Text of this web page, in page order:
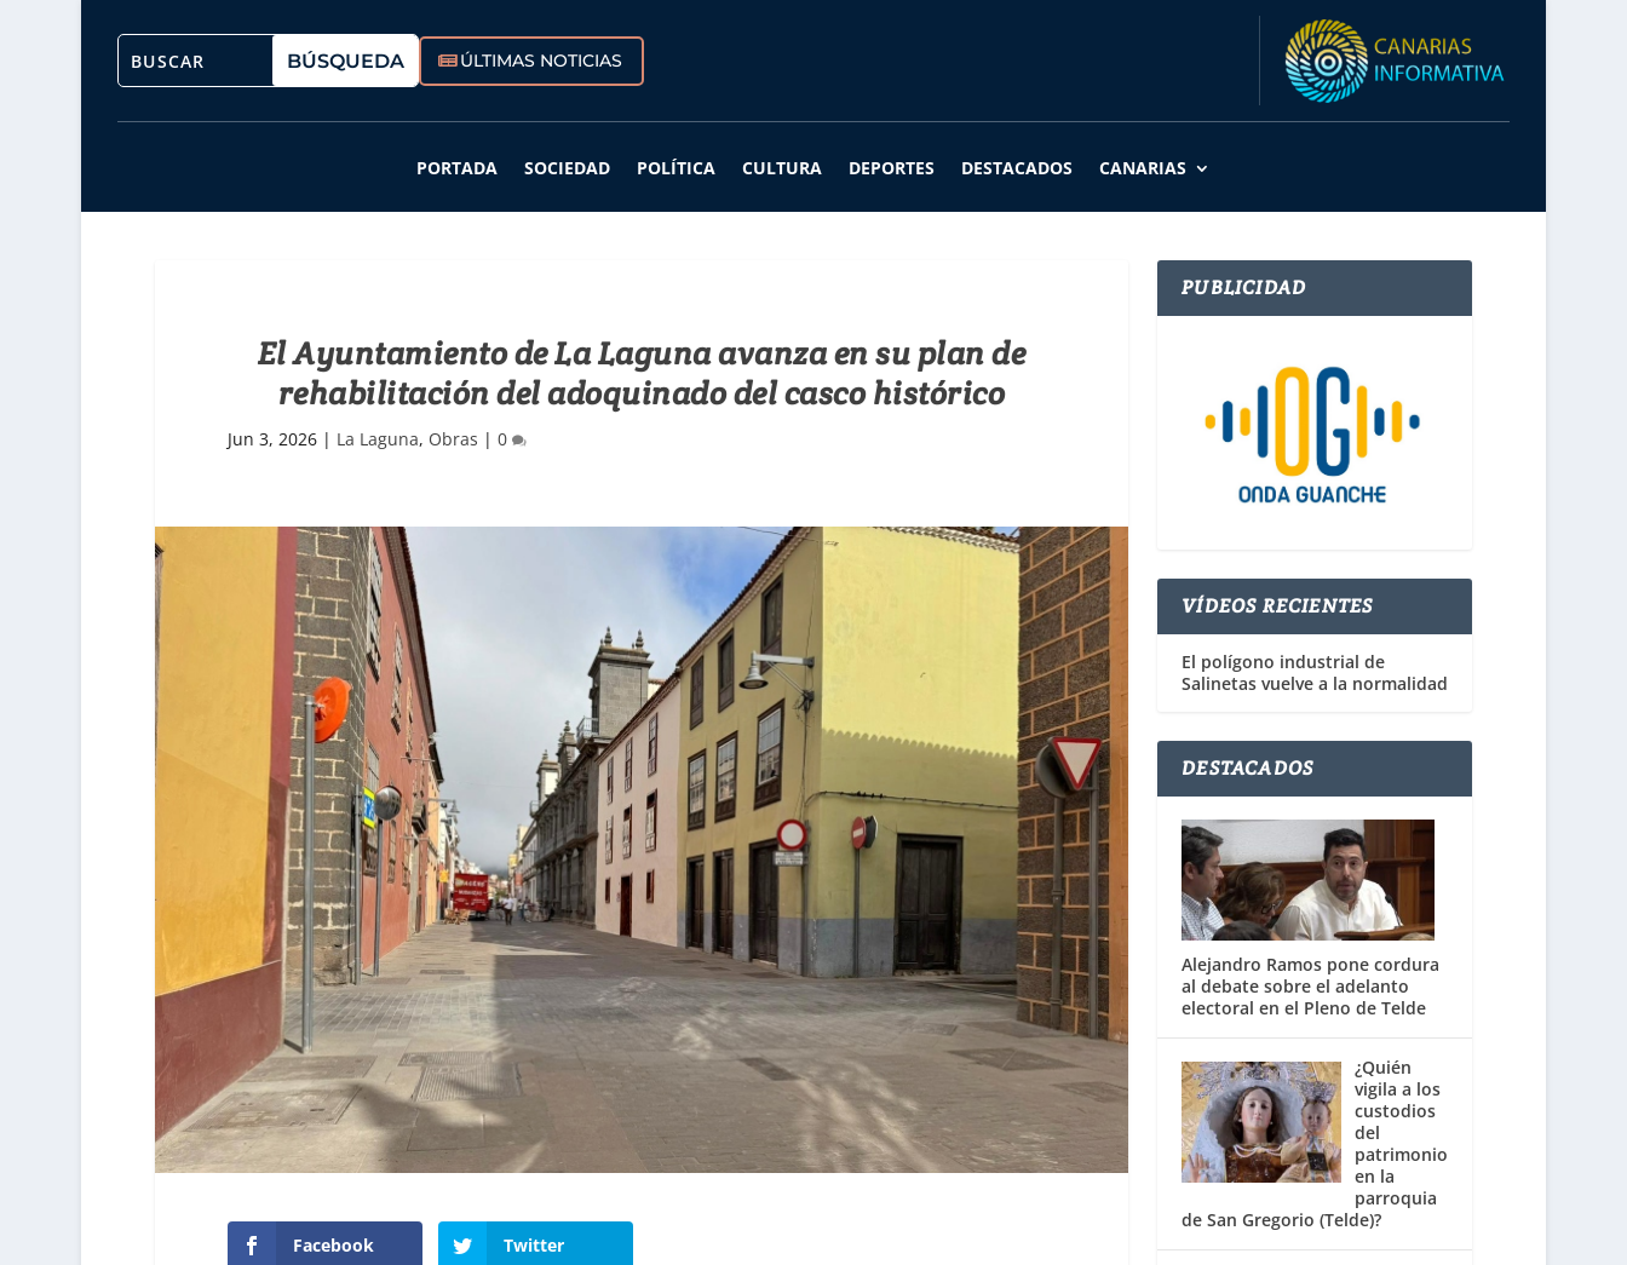
ÚLTIMAS NOTICIAS
PORTADA SOCIEDAD POLÍTICA CULTURA DEPORTES DESTACADOS CANARIAS
El Ayuntamiento de La Laguna avanza en su plan de
rehabilitación del adoquinado del casco histórico
Jun 3, 2026| La Laguna, Obras | 0
Facebook Twitter
PUBLICIDAD
VÍDEOS RECIENTES
El polígono industrial de
Salinetas vuelve a la normalidad
DESTACADOS
Alejandro Ramos pone cordura
al debate sobre el adelanto
electoral en el Pleno de Telde
¿Quién
vigila a los
custodios
del
patrimonio
en la
parroquia
de San Gregorio (Telde)?